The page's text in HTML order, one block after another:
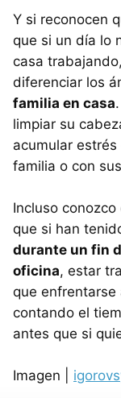
Y si reconocen
que si un día lo
casa
diferenciar los
familia en casa
limpiar su
acumular
familia o con
Incluso
que si han
durante un fin
oficina, estar
que enfrentarse
contando el
antes que si
Imagen |